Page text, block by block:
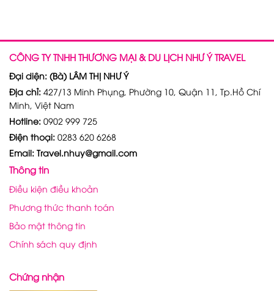
CÔNG TY TNHH THƯƠNG MẠI & DU LỊCH NHƯ Ý TRAVEL
Đại diện: (Bà) LÂM THỊ NHƯ Ý
Địa chỉ: 427/13 Minh Phụng, Phường 10, Quận 11, Tp.Hồ Chí
Minh, Việt Nam
Hotline: 0902 999 725
Điện thoại: 0283 620 6268
Email: Travel.nhuy@gmail.com
Thông tin
Điều kiện điều khoản
Phương thức thanh toán
Bảo mật thông tin
Chính sách quy định
Chứng nhận